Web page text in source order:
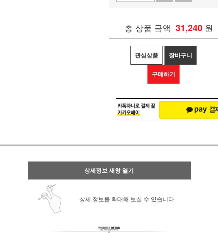
총 상품 금액 31,240 원
관심상품 장바구니
구매하기
상세정보 새창 열기
상세 정보를 확대해 보실 수 있습니다.